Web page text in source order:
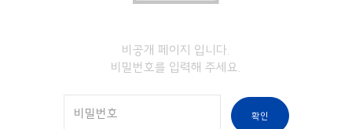
비공개 페이지 입니다.
비밀번호를 입력해 주세요.
확인